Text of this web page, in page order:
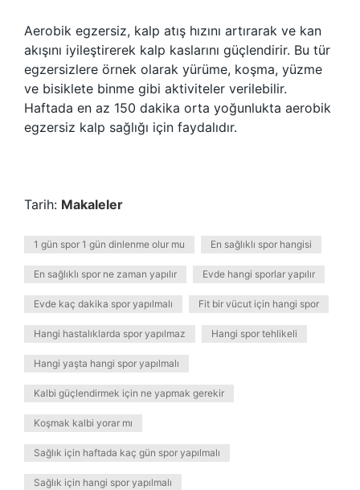
Aerobik egzersiz, kalp atış hızını artırarak ve kan
akışını iyileştirerek kalp kaslarını güçlendirir. Bu tür
egzersizlere örnek olarak yürüme, koşma, yüzme
ve bisiklete binme gibi aktiviteler verilebilir.
Haftada en az 150 dakika orta yoğunlukta aerobik
egzersiz kalp sağlığı için faydalıdır.
Tarih: Makaleler
1 gün spor 1 gün dinlenme olur mu En sağlıklı spor hangisi
En sağlıklı spor ne zaman yapılır Evde hangi sporlar yapılır
Evde kaç dakika spor yapılmalı Fit bir vücut için hangi spor
Hangi hastalıklarda spor yapılmaz Hangi spor tehlikeli
Hangi yaşta hangi spor yapılmalı
Kalbi güçlendirmek için ne yapmak gerekir
Koşmak kalbi yorar mı
Sağlık için haftada kaç gün spor yapılmalı
Sağlık için hangi spor yapılmalı